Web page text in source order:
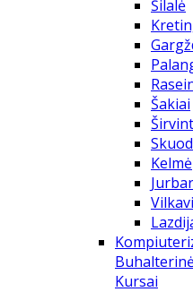
Šilalė
Šakiai
Kelmė
Kursai